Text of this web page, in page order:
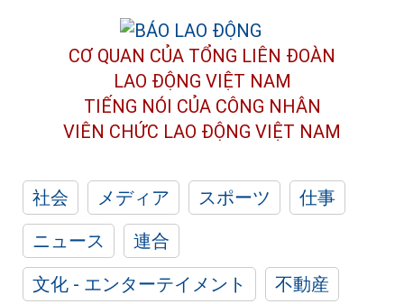
CƠ QUAN CỦA TỔNG LIÊN ĐOÀN
LAO ĐỘNG VIỆT NAM
TIẾNG NÓI CỦA CÔNG NHÂN
VIÊN CHỨC LAO ĐỘNG VIỆT NAM
社会 メディア スポーツ
仕事
ニュース
連合
文化 - エンターテイメント
不動産